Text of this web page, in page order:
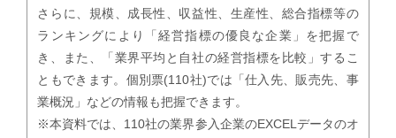
さらに、規模、成長性、収益性、生産性、総合指標等の
ランキングにより「経営指標の優良な企業」を把握で
き、また、「業界平均と自社の経営指標を比較」するこ
ともできます。個別票(110社)では「仕入先、販売先、事
業概況」などの情報も把握できます。
※本資料では、110社の業界参入企業のEXCELデータのオ